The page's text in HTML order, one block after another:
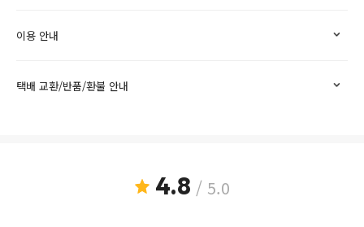
이용 안내
택배 교환/반품/환불 안내
4.8 / 5.0